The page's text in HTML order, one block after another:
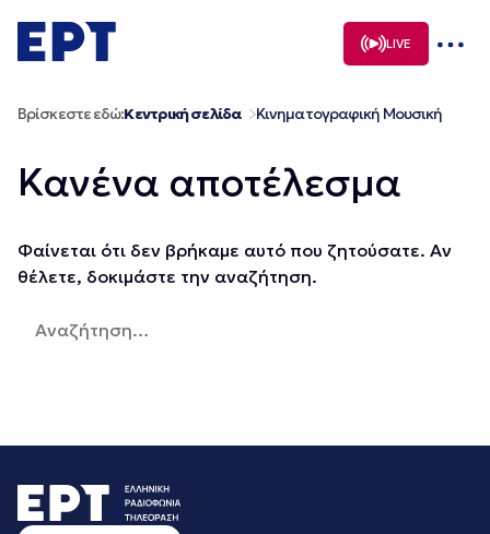
σε
περιεχόμενο
LIVE
Βρίσκεστε εδώ:Κεντρική σελίδα Κινηματογραφική Μουσική
Κανένα αποτέλεσμα
Φαίνεται ότι δεν βρήκαμε αυτό που ζητούσατε. Αν
θέλετε, δοκιμάστε την αναζήτηση.
για: